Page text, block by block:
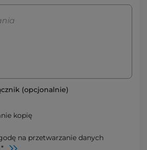
(opcjonalnie)
kopię
na przetwarzanie danych